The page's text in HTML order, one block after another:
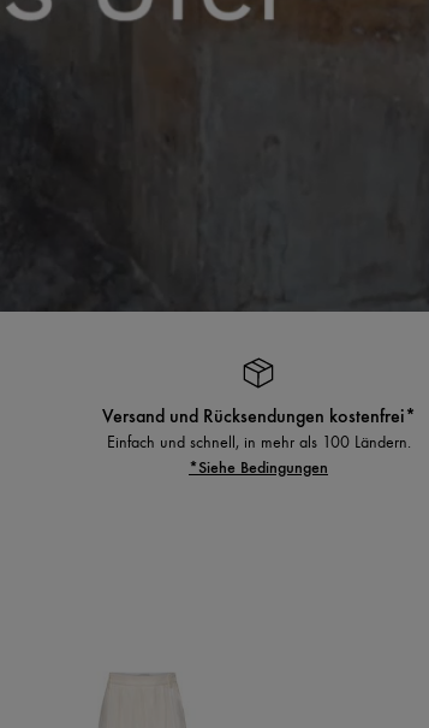
Versand und Rücksendungen kostenfrei*
Einfach und schnell, in mehr als 100 Ländern.
*Siehe Bedingungen